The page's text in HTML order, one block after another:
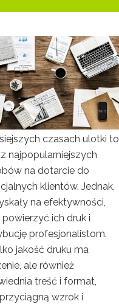
czasach ulotki to
najpopularniejszych
na dotarcie do
klientów. Jednak,
na efektywności,
ich druk i
profesjonalistom.
jakość druku ma
ale również
treść i format,
wzrok i